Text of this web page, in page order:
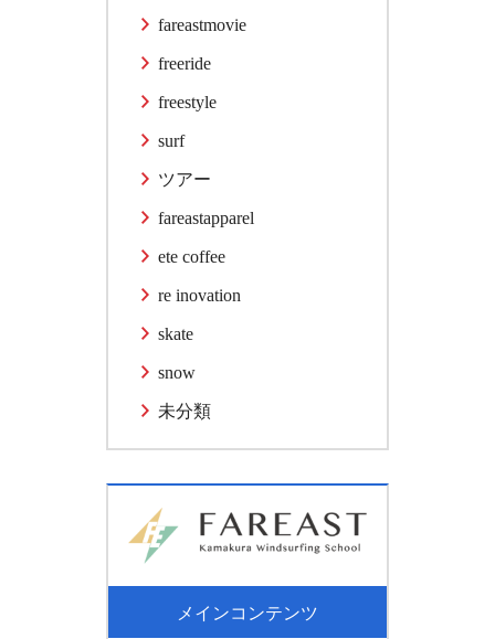
fareastmovie
freeride
freestyle
surf
ツアー
fareastapparel
ete coffee
re inovation
skate
snow
未分類
メインコンテンツ